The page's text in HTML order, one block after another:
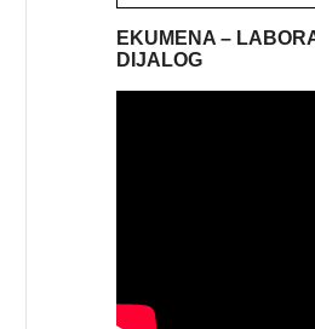
EKUMENA –
DIJALOG